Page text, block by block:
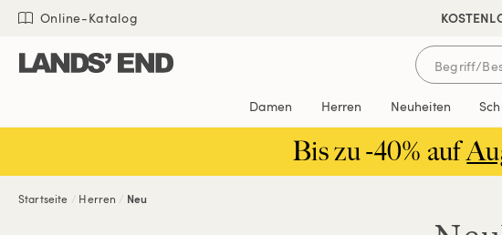
Direkt
Inhalt
Direkt
Navigation
Direkt
Suche
🔒 SICHER
Online-Katalog
Damen Herren Neuheiten
Bis zu -40% auf
Startseite Herren Neu